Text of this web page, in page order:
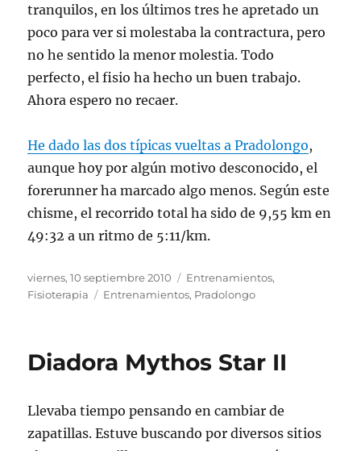
tranquilos, en los últimos tres he apretado un
poco para ver si molestaba la contractura, pero
no he sentido la menor molestia. Todo
perfecto, el fisio ha hecho un buen trabajo.
Ahora espero no recaer.
He dado las dos típicas vueltas a Pradolongo,
aunque hoy por algún motivo desconocido, el
forerunner ha marcado algo menos. Según este
chisme, el recorrido total ha sido de 9,55 km en
49:32 a un ritmo de 5:11/km.
Publicado
el
viernes, 10 septiembre 2010 Categorías
Entrenamientos,
Fisioterapia
Etiquetas
Entrenamientos, Pradolongo
Diadora Mythos Star II
Llevaba tiempo pensando en cambiar de
zapatillas. Estuve buscando por diversos sitios